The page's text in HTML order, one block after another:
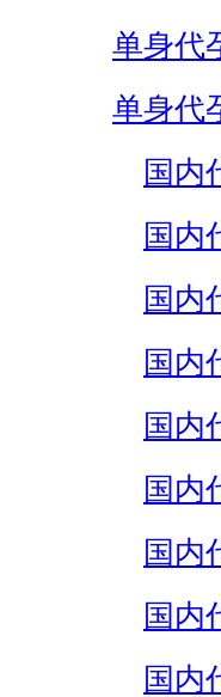
单身代
单身代
国内
国内
国内
国内
国内
国内
国内
国内
国内